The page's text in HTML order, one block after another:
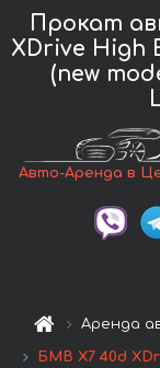
Прокат
XDrive High
(new
Авто-Аренда в
Аренда
БМВ X7 40d